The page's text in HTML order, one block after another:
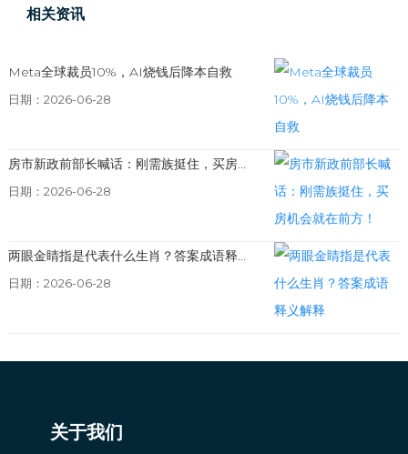
相关资讯
Meta全球裁员10%，AI烧钱后降本自救
日期：2026-06-28
房市新政前部长喊话：刚需族挺住，买房...
日期：2026-06-28
两眼金睛指是代表什么生肖？答案成语释...
日期：2026-06-28
关于我们